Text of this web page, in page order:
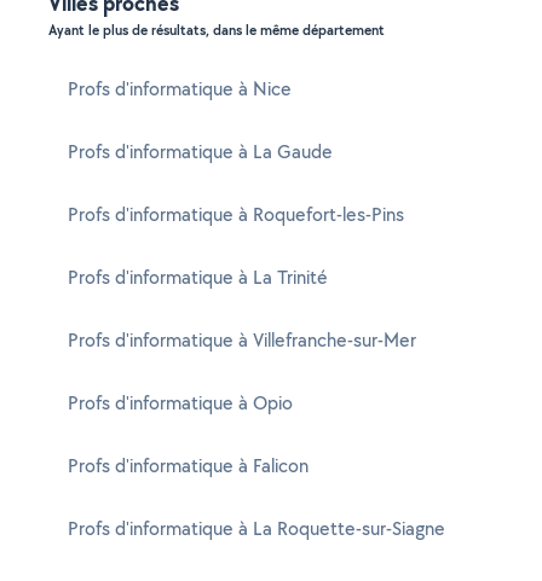
Ayant le plus de résultats, dans le même département
Profs d'informatique à Nice
Profs d'informatique à La Gaude
Profs d'informatique à Roquefort-les-Pins
Profs d'informatique à La Trinité
Profs d'informatique à Villefranche-sur-Mer
Profs d'informatique à Opio
Profs d'informatique à Falicon
Profs d'informatique à La Roquette-sur-Siagne